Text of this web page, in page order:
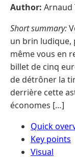
Author:
Short summary:
un brin ludique,
même vous en
billet de cinq
de détrôner la
derrière cette
économes […]
Quick
Key points
Visual